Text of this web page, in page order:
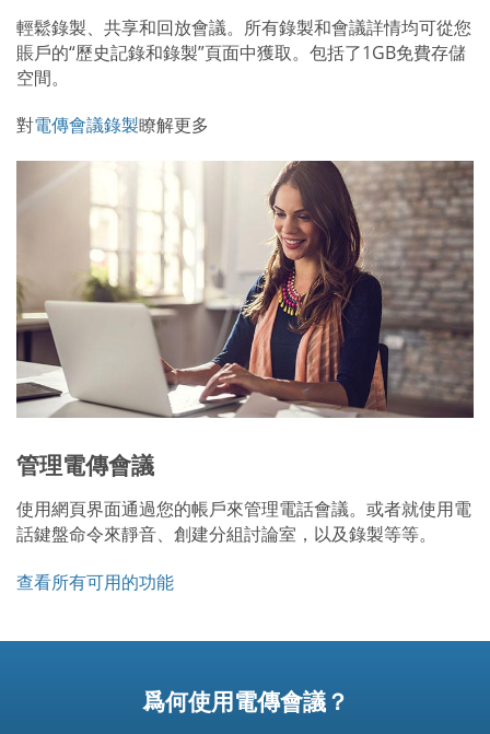
輕鬆錄製、共享和回放會議。所有錄製和會議詳情均可從您
賬戶的“歷史記錄和錄製”頁面中獲取。包括了1GB免費存儲
空間。
對電傳會議錄製瞭解更多
管理電傳會議
使用網頁界面通過您的帳戶來管理電話會議。或者就使用電
話鍵盤命令來靜音、創建分組討論室，以及錄製等等。
查看所有可用的功能
爲何使用電傳會議？